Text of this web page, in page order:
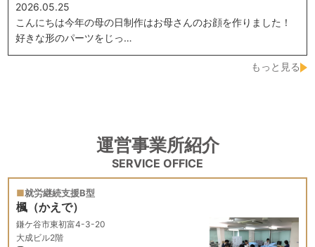
2026.05.25
こんにちは今年の母の日制作はお母さんのお顔を作りました！
好きな形のパーツをじっ…
もっと見る
運営事業所紹介
就労継続支援B型
楓（かえで）
鎌ケ谷市東初富4-3-20
大成ビル2階